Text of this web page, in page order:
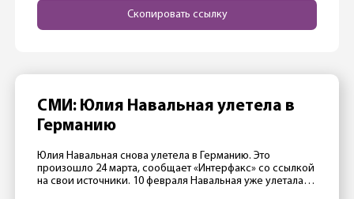
Скопировать ссылку
СМИ: Юлия Навальная улетела в
Германию
Юлия Навальная снова улетела в Германию. Это
произошло 24 марта, сообщает «Интерфакс» со ссылкой
на свои источники. 10 февраля Навальная уже улетала в